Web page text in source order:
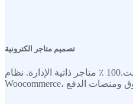
تصميم متاجر الكترونية
تصميم وتطوير المتاجر عبر الإنترنت.100 ٪ متاجر ذاتية الإدارة. نظام